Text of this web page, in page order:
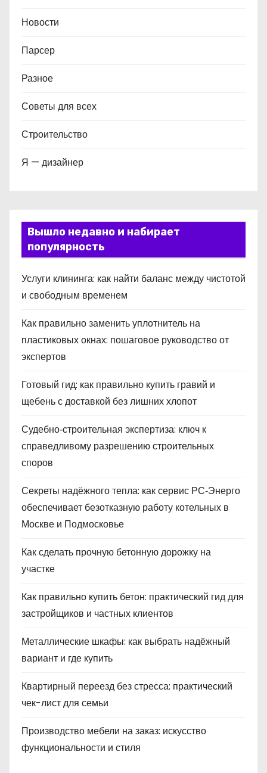
Новости
Парсер
Разное
Советы для всех
Строительство
Я — дизайнер
Вышло недавно и набирает
популярность
Услуги клининга: как найти баланс между чистотой
и свободным временем
Как правильно заменить уплотнитель на
пластиковых окнах: пошаговое руководство от
экспертов
Готовый гид: как правильно купить гравий и
щебень с доставкой без лишних хлопот
Судебно‑строительная экспертиза: ключ к
справедливому разрешению строительных
споров
Секреты надёжного тепла: как сервис РС‑Энерго
обеспечивает безотказную работу котельных в
Москве и Подмосковье
Как сделать прочную бетонную дорожку на
участке
Как правильно купить бетон: практический гид для
застройщиков и частных клиентов
Металлические шкафы: как выбрать надёжный
вариант и где купить
Квартирный переезд без стресса: практический
чек-лист для семьи
Производство мебели на заказ: искусство
функциональности и стиля